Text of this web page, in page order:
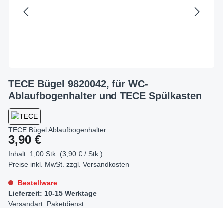
TECE Bügel 9820042, für WC-
Ablaufbogenhalter und TECE Spülkasten
TECE Bügel Ablaufbogenhalter
Regulärer Preis:
3,90 €
Inhalt: 1,00 Stk. (3,90 € / Stk.)
Preise inkl. MwSt. zzgl. Versandkosten
Bestellware
Lieferzeit: 10-15 Werktage
Versandart: Paketdienst